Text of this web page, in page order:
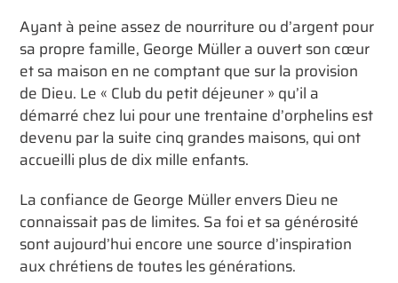
Ayant à peine assez de nourriture ou d’argent pour
sa propre famille, George Müller a ouvert son cœur
et sa maison en ne comptant que sur la provision
de Dieu. Le « Club du petit déjeuner » qu’il a
démarré chez lui pour une trentaine d’orphelins est
devenu par la suite cinq grandes maisons, qui ont
accueilli plus de dix mille enfants.
La confiance de George Müller envers Dieu ne
connaissait pas de limites. Sa foi et sa générosité
sont aujourd’hui encore une source d’inspiration
aux chrétiens de toutes les générations.